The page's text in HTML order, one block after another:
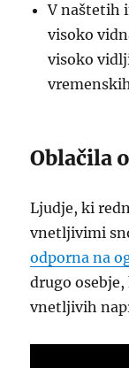
V naštetih
visoko
visoko
Oblačila
Ljudje, ki
vnetljivimi
odporna na
drugo
vnetljivih